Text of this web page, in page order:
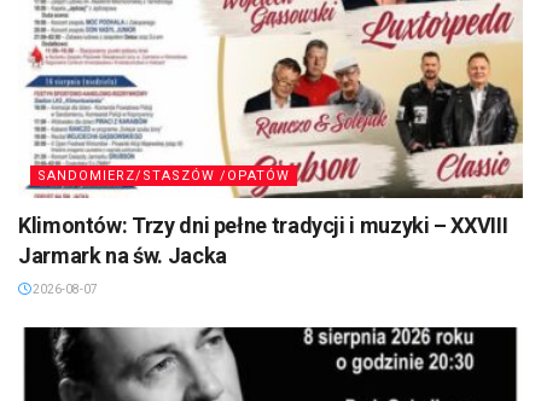
SANDOMIERZ/STASZÓW /OPATÓW
Klimontów: Trzy dni pełne tradycji i muzyki – XXVIII
Jarmark na św. Jacka
2026-08-07